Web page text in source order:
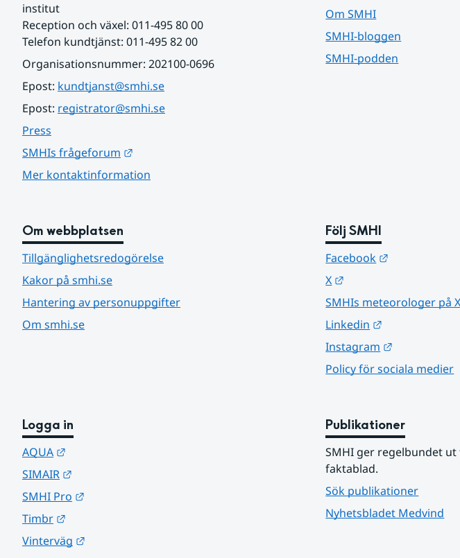
institut
Reception och växel: 011-495 80 00
Telefon kundtjänst: 011-495 82 00
Organisationsnummer: 202100-0696
Epost: kundtjanst@smhi.se
Epost: registrator@smhi.se
Press
SMHIs frågeforum
Mer kontaktinformation
Om SMHI
SMHI-bloggen
SMHI-podden
Om webbplatsen
Tillgänglighetsredogörelse
Kakor på smhi.se
Hantering av personuppgifter
Om smhi.se
Följ SMHI
Facebook
X
SMHIs meteorologer på X
Linkedin
Instagram
Policy för sociala medier
Logga in
AQUA
SIMAIR
SMHI Pro
Timbr
Vinterväg
Publikationer
SMHI ger regelbundet
faktablad.
Sök publikationer
Nyhetsbladet Medvind